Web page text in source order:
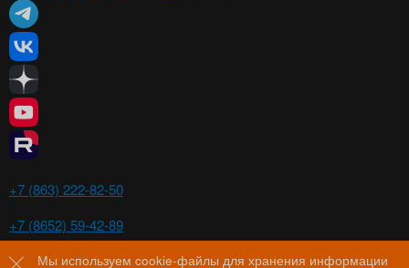
Мы используем cookie-файлы для хранения информации
+7 (863) 222-82-50
+7 (8652) 59-42-89
Волгоград
+7 (8442) 29-00-21